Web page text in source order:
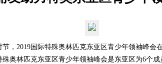
，2019国际特殊奥林匹克东亚区青少年领袖峰会在
奥林匹克东亚区青少年领袖峰会是东亚区为6个成